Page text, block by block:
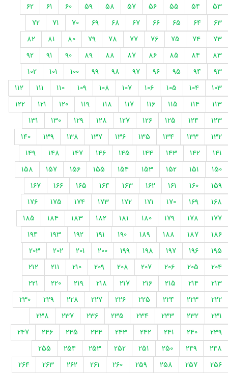
53
54
55
56
57
58
59
60
61
62
63
64
65
66
67
68
69
70
71
72
73
74
75
76
77
78
79
80
81
82
83
84
85
86
87
88
89
90
91
92
93
94
95
96
97
98
99
100
101
102
103
104
105
106
107
108
109
110
111
112
113
114
115
116
117
118
119
120
121
122
123
124
125
126
127
128
129
130
131
132
133
134
135
136
137
138
139
140
141
142
143
144
145
146
147
148
149
150
151
152
153
154
155
156
157
158
159
160
161
162
163
164
165
166
167
168
169
170
171
172
173
174
175
176
177
178
179
180
181
182
183
184
185
186
187
188
189
190
191
192
193
194
195
196
197
198
199
200
201
202
203
204
205
206
207
208
209
210
211
212
213
214
215
216
217
218
219
220
221
222
223
224
225
226
227
228
229
230
231
232
233
234
235
236
237
238
239
240
241
242
243
244
245
246
247
248
249
250
251
252
253
254
255
256
257
258
259
260
261
262
263
264